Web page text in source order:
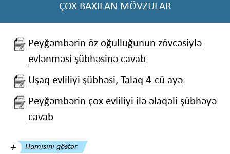
ÇOX BAXILAN MÖVZULAR
Peyğəmbərin öz oğulluğunun zövcəsiylə
evlənməsi şübhəsinə cavab
Uşaq evliliyi şübhəsi, Talaq 4-cü ayə
Peyğəmbərin çox evliliyi ilə əlaqəli şübhəyə
cavab
Hamısını göstər